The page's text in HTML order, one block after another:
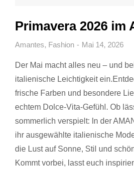
Primavera 2026 im
Amantes, Fashion Mai 14, 2026
Der Mai macht alles neu – und
italienische Leichtigkeit
frische Farben und besondere
echtem Dolce-Vita-Gefühl. Ob
sommerlich verspielt: In der
ihr ausgewählte italienische
die Lust auf Sonne, Stil und
Kommt vorbei, lasst euch